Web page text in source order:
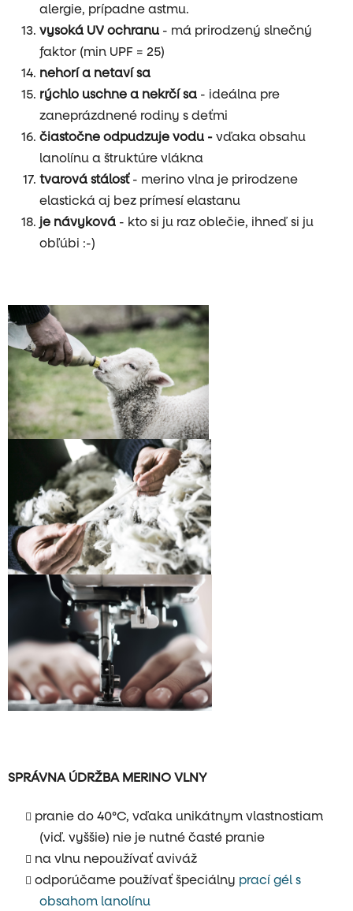
alergie, prípadne astmu.
vysoká UV ochranu - má prirodzený slnečný
faktor (min UPF = 25)
nehorí a netaví sa
rýchlo uschne a nekrčí sa - ideálna pre
zaneprázdnené rodiny s deťmi
čiastočne odpudzuje vodu -vďaka obsahu
lanolínu a štruktúre vlákna
tvarová stálosť- merino vlna je prirodzene
elastická aj bez prímesí elastanu
je návyková - kto si ju raz oblečie, ihneď si ju
obľúbi :-)
SPRÁVNA ÚDRŽBA MERINO VLNY
pranie do 40°C, vďaka unikátnym vlastnostiam
(viď. vyššie) nie je nutné časté pranie
na vlnu nepoužívať aviváž
odporúčame používať špeciálny prací gél s
obsahom lanolínu